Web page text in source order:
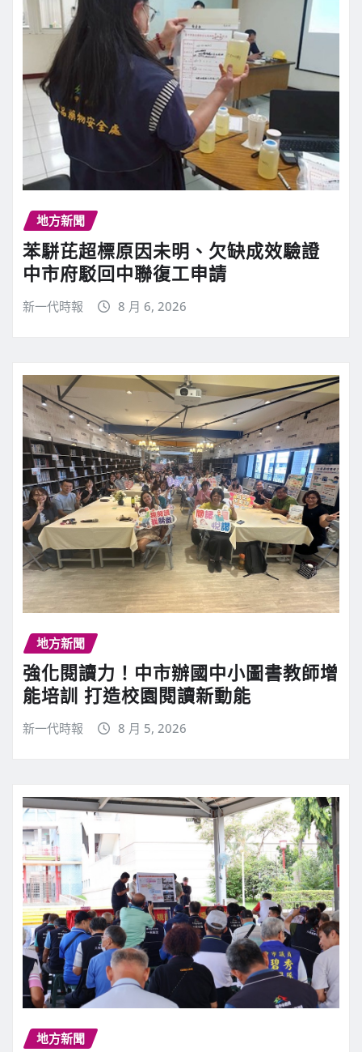
地方新聞
苯駢芘超標原因未明、欠缺成效驗證
中市府駁回中聯復工申請
新一代時報 8 月 6, 2026
地方新聞
強化閱讀力！中市辦國中小圖書教師增
能培訓 打造校園閱讀新動能
新一代時報 8 月 5, 2026
地方新聞